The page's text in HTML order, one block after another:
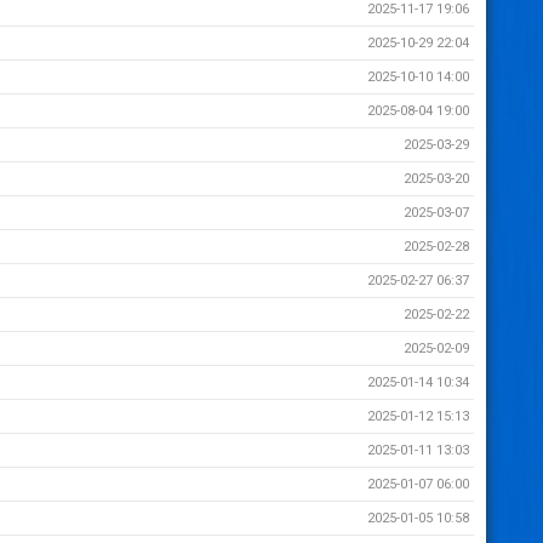
2025-11-17 19:06
2025-10-29 22:04
2025-10-10 14:00
2025-08-04 19:00
2025-03-29
2025-03-20
2025-03-07
2025-02-28
2025-02-27 06:37
2025-02-22
2025-02-09
2025-01-14 10:34
2025-01-12 15:13
2025-01-11 13:03
2025-01-07 06:00
2025-01-05 10:58